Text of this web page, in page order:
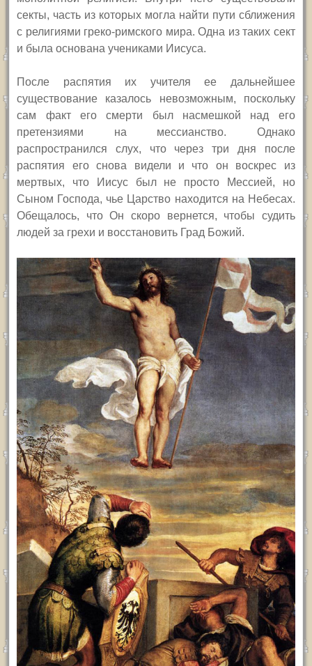
секты, часть из которых могла найти пути сближения
с религиями греко-римского мира. Одна из таких сект
и была основана учениками Иисуса.
После распятия их учителя ее дальнейшее
существование казалось невозможным, поскольку
сам факт его смерти был насмешкой над его
претензиями на мессианство. Однако
распространился слух, что через три дня после
распятия его снова видели и что он воскрес из
мертвых, что Иисус был не просто Мессией, но
Сыном Господа, чье Царство находится на Небесах.
Обещалось, что Он скоро вернется, чтобы судить
людей за грехи и восстановить Град Божий.